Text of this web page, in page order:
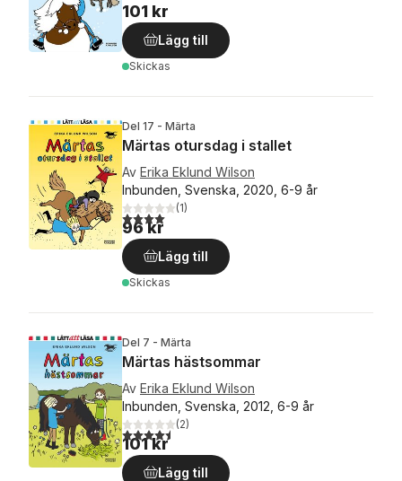
101 kr
Lägg till
Skickas
Del 17 - Märta
Märtas otursdag i stallet
Av Erika Eklund Wilson
Inbunden, Svenska, 2020, 6-9 år
4,0utav 5 stjärnor. Totalt antal röster:
(1)
96 kr
Lägg till
Skickas
Del 7 - Märta
Märtas hästsommar
Av Erika Eklund Wilson
Inbunden, Svenska, 2012, 6-9 år
4,5utav 5 stjärnor. Totalt antal röster:
(2)
101 kr
Lägg till